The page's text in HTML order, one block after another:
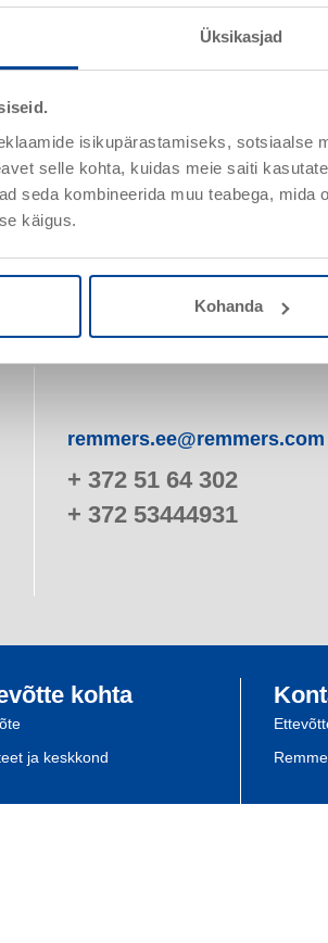
Üksikasjad
isikupärastamiseks, sotsiaalse
selle kohta, kuidas meie saiti
seda kombineerida muu teabega, mida
käigus.
Kohanda
Läbipaistev epoksiidkrunt ja mördivedelik
remmers.ee@remmers.com
+ 372 51 64 302
+ 372 53444931
kohta
ja keskkond